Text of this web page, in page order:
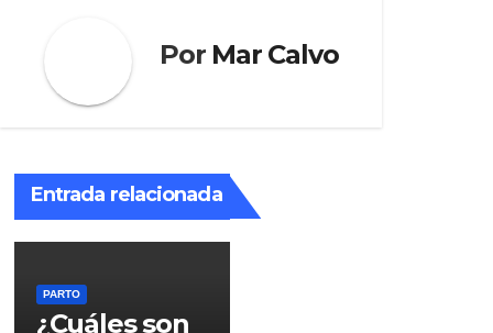
Por Mar Calvo
Entrada relacionada
PARTO
¿Cuáles son